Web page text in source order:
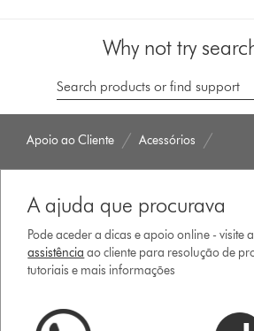
Why not try
Apoio ao Cliente Acessórios
A ajuda que procurava
Pode aceder a dicas e apoio online - visite
assistência ao cliente para resolução de
tutoriais e mais informações